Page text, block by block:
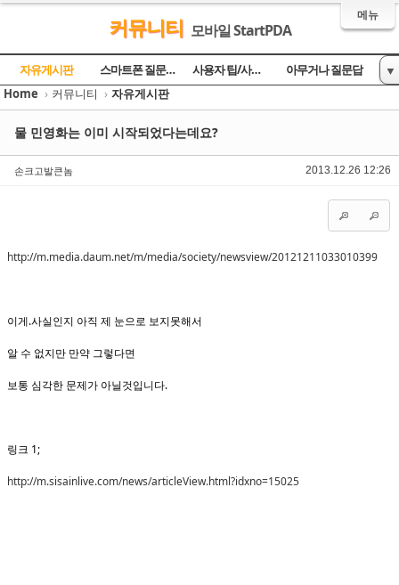
메뉴
커뮤니티 모바일 StartPDA
자유게시판 스마트폰 질문과 답 사용자 팁/사용기
아무거나 질문답
토론의 장
▼
Home › 커뮤니티 › 자유게시판
2013.12.26 12:26
물 민영화는 이미 시작되었다는데요?
손크고발큰놈
http://m.media.daum.net/m/media/society/newsview/20121211033010399
이게.사실인지 아직 제 눈으로 보지못해서
알 수 없지만 만약 그렇다면
보통 심각한 문제가 아닐것입니다.
링크 1;
http://m.sisainlive.com/news/articleView.html?idxno=15025
Sketchbook5, 스케치북5
Sketchbook5, 스케치북5
Sketchbook5, 스케치북5
Sketchbook5, 스케치북5